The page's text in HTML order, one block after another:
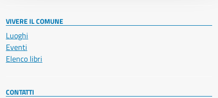
VIVERE IL COMUNE
Luoghi
Eventi
Elenco libri
CONTATTI